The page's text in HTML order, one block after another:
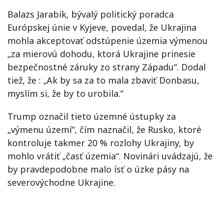
Balazs Jarabik, bývalý politický poradca
Európskej únie v Kyjeve, povedal, že Ukrajina
mohla akceptovať odstúpenie územia výmenou
„za mierovú dohodu, ktorá Ukrajine prinesie
bezpečnostné záruky zo strany Západu“. Dodal
tiež, že : „Ak by sa za to mala zbaviť Donbasu,
myslím si, že by to urobila.“
Trump označil tieto územné ústupky za
„výmenu území“, čím naznačil, že Rusko, ktoré
kontroluje takmer 20 % rozlohy Ukrajiny, by
mohlo vrátiť „časť územia“. Novinári uvádzajú, že
by pravdepodobne malo ísť o úzke pásy na
severovýchodne Ukrajine.